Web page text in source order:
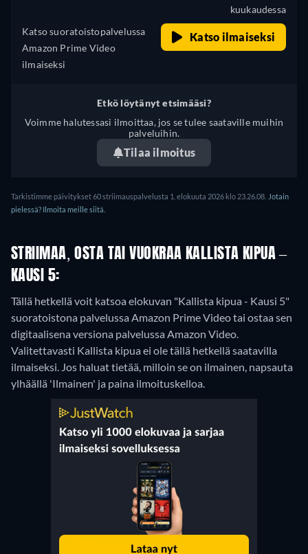
Katso suoratoistopalvelussa
Amazon Prime Video
ilmaiseksi
kuukaudessa
Katso ilmaiseksi
Etkö löytänyt etsimääsi?
Voimme halutessasi ilmoittaa, jos se tulee saataville muihin
palveluihin.
Tilaa ilmoitus
Tarkistimme päivitykset 60 striimauspalvelusta 1. elokuuta 2026 klo 23.26.08. Jotain
pielessä? Ilmoita meille siitä.
STRIIMAA, OSTA TAI VUOKRAA KALLISTA KIPUA –
KAUSI 5:
Tällä hetkellä voit katsoa elokuvan "Kallista kipua - Kausi 5"
suoratoistona palvelussa Amazon Prime Video tai ostaa sen
digitaalisena versiona palvelussa Amazon Video.
Valitettavasti Kallista kipua ei ole tällä hetkellä saatavilla
ilmaiseksi. Jos haluat tietää, milloin se on ilmainen, napsauta
ylhäällä 'Ilmainen' ja paina ilmoituskelloa.